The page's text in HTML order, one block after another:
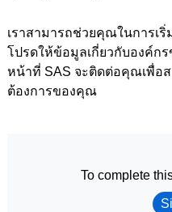
เราสามารถช่วยคุณในการเ
โปรดให้ข้อมูลเกี่ยวกับองค์ก
หน้าที่ SAS จะติดต่อคุณเพื่อส
ต้องการของคุณ
To complete